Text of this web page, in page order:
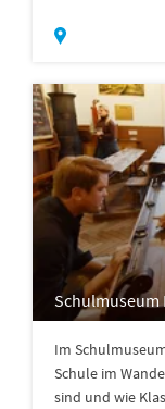
Im
Schule im
sind und wie